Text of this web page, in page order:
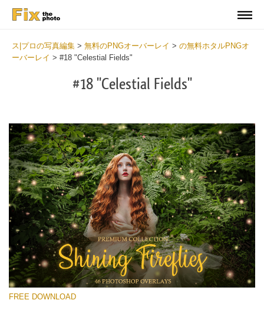
ス|プロの写真編集 > 無料のPNGオーバーレイ > の無料ホタルPNGオ
ーバーレイ > #18 "Celestial Fields"
#18 "Celestial Fields"
選んでください
FREE DOWNLOAD